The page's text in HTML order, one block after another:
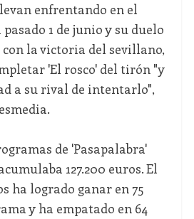
enfrentando en el
1 de junio y su duelo
la victoria del sevillano,
'El rosco' del tirón "y
a su rival de intentarlo",
de 'Pasapalabra'
127.200 euros. El
ha logrado ganar en 75
y ha empatado en 64